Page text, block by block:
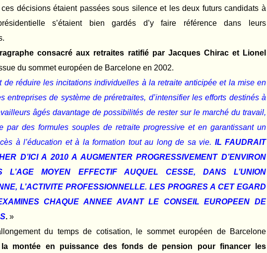
ces décisions étaient passées sous silence et les deux futurs candidats à
s’étaient bien gardés d’y faire référence dans leurs
consacré aux retraites ratifié par Jacques Chirac et Lionel
du sommet européen de Barcelone en 2002.
de réduire les incitations individuelles à la retraite anticipée et la mise en
entreprises de système de préretraites, d’intensifier les efforts destinés à
âgés davantage de possibilités de rester sur le marché du travail,
par des formules souples de retraite progressive et en garantissant un
à l’éducation et à la formation tout au long de sa vie. IL FAUDRAIT
D’ICI A 2010 A AUGMENTER PROGRESSIVEMENT D’ENVIRON
L’AGE MOYEN EFFECTIF AUQUEL CESSE, DANS L’UNION
L’ACTIVITE PROFESSIONNELLE. LES PROGRES A CET EGARD
CHAQUE ANNEE AVANT LE CONSEIL EUROPEEN DE
. »
du temps de cotisation, le sommet européen de Barcelone
la montée en puissance des fonds de pension pour financer les